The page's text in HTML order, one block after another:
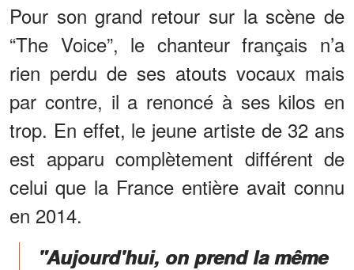
Pour son grand retour sur la scène de
“The Voice”, le chanteur français n’a
rien perdu de ses atouts vocaux mais
par contre, il a renoncé à ses kilos en
trop. En effet, le jeune artiste de 32 ans
est apparu complètement différent de
celui que la France entière avait connu
en 2014.
"Aujourd'hui, on prend la même